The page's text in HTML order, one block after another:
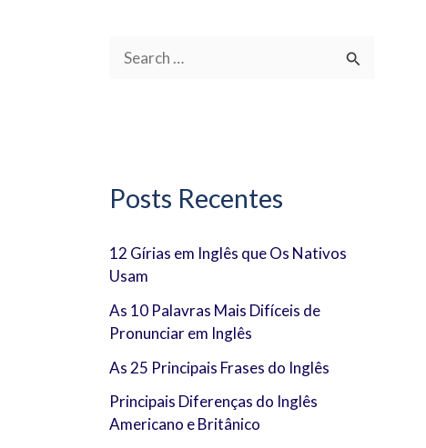
u
s
a
r
p
o
r
:
Posts Recentes
12 Gírias em Inglês que Os Nativos
Usam
As 10 Palavras Mais Difíceis de
Pronunciar em Inglês
As 25 Principais Frases do Inglês
Principais Diferenças do Inglês
Americano e Britânico